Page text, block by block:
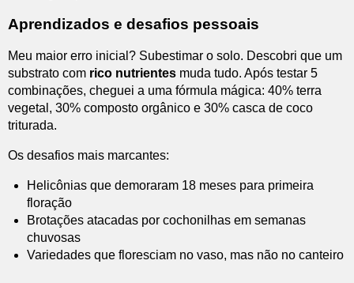
Aprendizados e desafios pessoais
Meu maior erro inicial? Subestimar o solo. Descobri que um
substrato com rico nutrientes muda tudo. Após testar 5
combinações, cheguei a uma fórmula mágica: 40% terra
vegetal, 30% composto orgânico e 30% casca de coco
triturada.
Os desafios mais marcantes:
Helicônias que demoraram 18 meses para primeira
floração
Brotações atacadas por cochonilhas em semanas
chuvosas
Variedades que floresciam no vaso, mas não no canteiro